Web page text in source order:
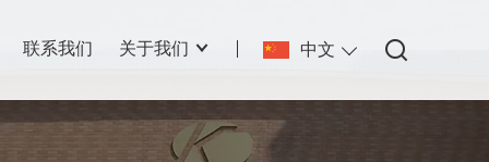
中文
联系我们 关于我们